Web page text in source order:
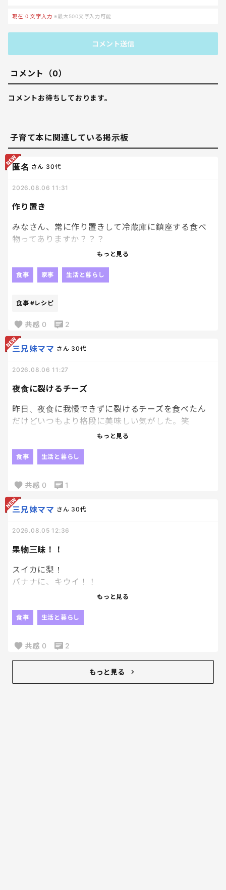
現在 0 文字入力 ※最大500文字入力可能
コメント送信
コメント（0）
コメントお待ちしております。
子育て本に関連している掲示板
作り置き
匿名 さん 30代
2026.08.06 11:31
みなさん、常に作り置きして冷蔵庫に鎮座する食べ
物ってありますか？？？
きしたいと思いつつも
んだけど、、、、
何がいいのか、、。
ものが多い気がして。笑
普通の私には向いてないなーって思っちゃうからな
もっと見る
食事 家事 生活と暮らし
食事 #レシピ
共感 0 2
夜食に裂けるチーズ
三兄妹ママ さん 30代
2026.08.06 11:27
昨日、夜食に我慢できずに裂けるチーズを食べたん
だけどいつもより格段に美味しい気がした。笑
気がして、なんか太らない自信があったんだよね。
こ！笑
もっと見る
食事 生活と暮らし
共感 0 1
果物三昧！！
三兄妹ママ さん 30代
2026.08.05 12:36
スイカに梨！
バナナに、キウイ！！
スーパーで果物が安くて鬼買い！！！
果物最高☺️☺️
タプ。笑
果物がこんなにたんまり食べれるって幸せだねぇ
もっと見る
食事 生活と暮らし
共感 0 2
もっと見る